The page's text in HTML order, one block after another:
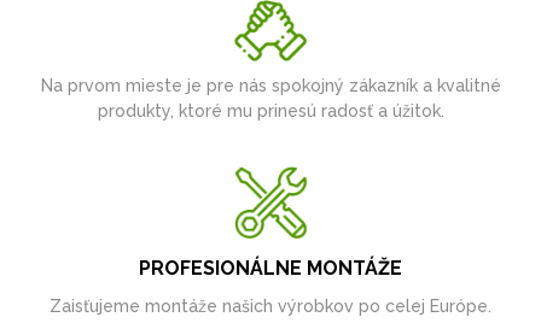
Na prvom mieste je pre nás spokojný zákazník a kvalitné
produkty, ktoré mu prinesú radosť a úžitok.
PROFESIONÁLNE MONTÁŽE
Zaisťujeme montáže našich výrobkov po celej Európe.